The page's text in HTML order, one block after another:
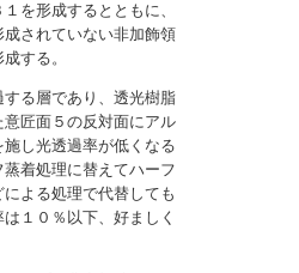
を形成するとともに、
されていない非加飾領
する。
る層であり、透光樹脂
匠面５の反対面にアル
し光透過率が低くなる
着処理に替えてハーフ
よる処理で代替しても
１０％以下、好ましく